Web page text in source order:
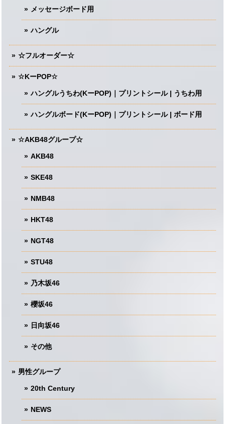
メッセージボード用
ハングル
☆フルオーダー☆
☆KーPOP☆
ハングルうちわ(KーPOP)｜プリントシール | うちわ用
ハングルボード(KーPOP)｜プリントシール | ボード用
☆AKB48グループ☆
AKB48
SKE48
NMB48
HKT48
NGT48
STU48
乃木坂46
櫻坂46
日向坂46
その他
男性グループ
20th Century
NEWS